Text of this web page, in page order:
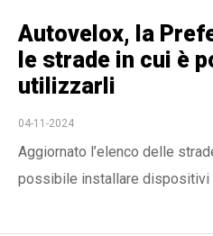
Autovelox, la
le strade in cui è
utilizzarli
04-11-2024
Aggiornato l’elenco delle
possibile installare dispositivi